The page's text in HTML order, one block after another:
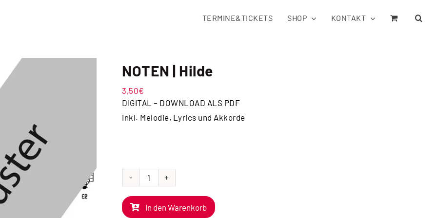
TERMINE&TICKETS SHOP KONTAKT
NOTEN | Hilde
3,50€
DIGITAL – DOWNLOAD ALS PDF
inkl. Melodie, Lyrics und Akkorde
NOTEN
|
Hilde
In den Warenkorb